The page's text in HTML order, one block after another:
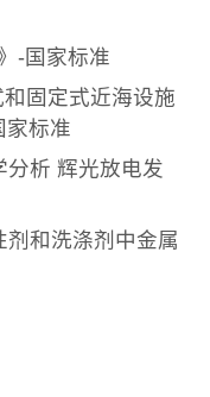
-国家标准
固定式近海设施
家标准
分析 辉光放电发
和洗涤剂中金属